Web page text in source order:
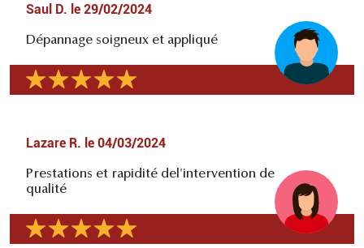
Saul D. le 29/02/2024
Dépannage soigneux et appliqué
Lazare R. le 04/03/2024
Prestations et rapidité del'intervention de
qualité